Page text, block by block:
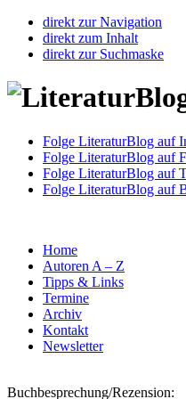
direkt zur Navigation
direkt zum Inhalt
direkt zur Suchmaske
Folge LiteraturBlog auf
Folge LiteraturBlog auf
Folge LiteraturBlog auf
Folge LiteraturBlog auf
Home
Autoren A – Z
Tipps & Links
Termine
Archiv
Kontakt
Newsletter
Buchbesprechung/Rezension: